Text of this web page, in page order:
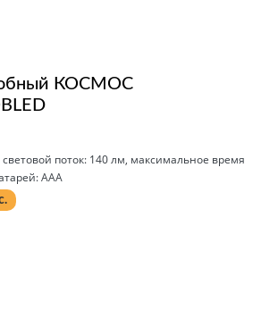
КОСМОС
поток: 140 лм, максимальное время
AAA